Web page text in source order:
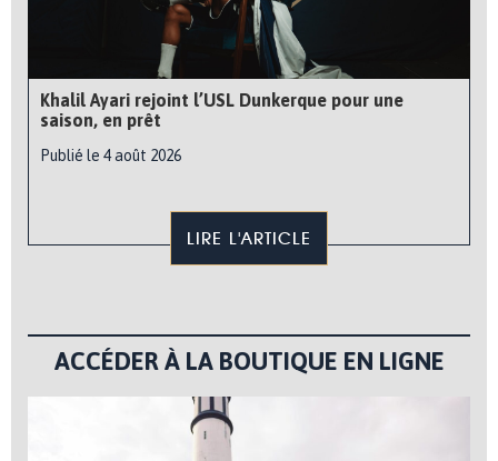
Khalil Ayari rejoint l’USL Dunkerque pour une
saison, en prêt
Publié le 4 août 2026
LIRE L'ARTICLE
ACCÉDER À LA BOUTIQUE EN LIGNE